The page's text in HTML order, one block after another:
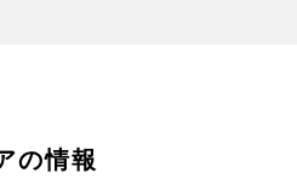
、これが初めてだったこ
の情報